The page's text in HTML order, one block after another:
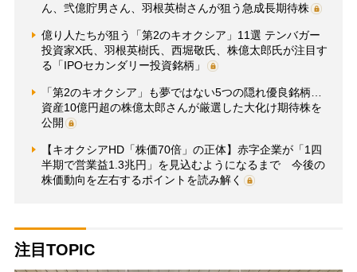
ん、弐億貯男さん、羽根英樹さんが狙う急成長期待株
億り人たちが狙う「第2のキオクシア」11選 テンバガー
投資家X氏、羽根英樹氏、西堀敬氏、株億太郎氏が注目す
る「IPOセカンダリー投資銘柄」
「第2のキオクシア」も夢ではない5つの隠れ優良銘柄…
資産10億円超の株億太郎さんが厳選した大化け期待株を
公開
【キオクシアHD「株価70倍」の正体】赤字企業が「1四
半期で営業益1.3兆円」を見込むようになるまで 今後の
株価動向を左右するポイントを読み解く
注目TOPIC